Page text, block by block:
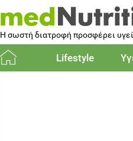
Η σωστή διατροφή προσφέρει
Lifestyle